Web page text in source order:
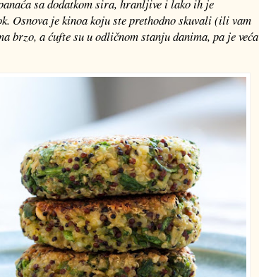
sa dodatkom sira, hranljive i lako ih je
Osnova je kinoa koju ste prethodno skuvali (ili vam
brzo, a ćufte su u odličnom stanju danima, pa je veća